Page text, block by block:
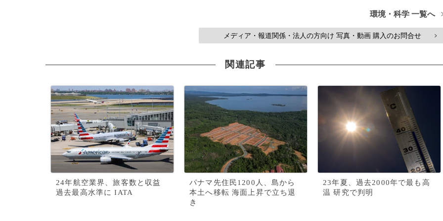
環境・科学 一覧へ
メディア・報道関係・法人の方向け 写真・動画 購入のお問合せ >
関連記事
24年航空業界、旅客数と収益
過去最高水準に IATA
パナマ先住民1200人、島から
本土へ移転 海面上昇で立ち退
き
23年夏、過去2000年で最も高
温 研究で判明